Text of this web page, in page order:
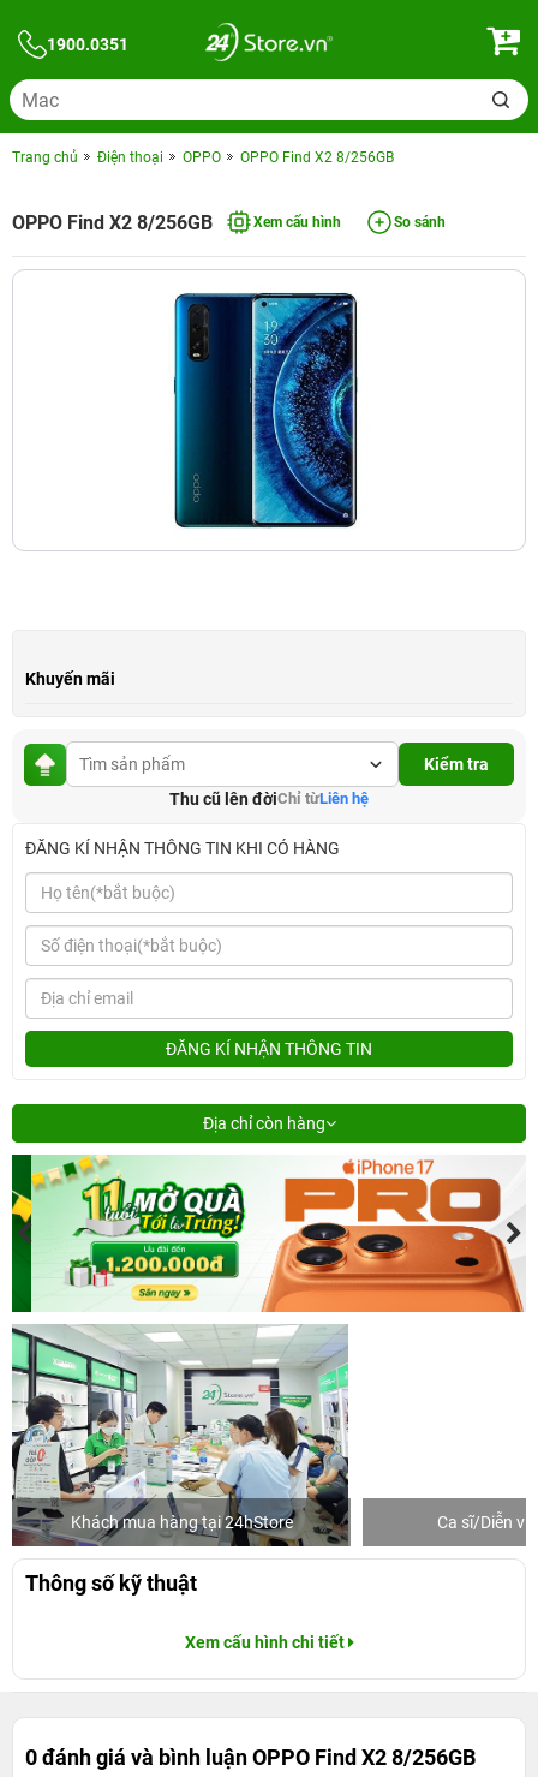
1900.0351
Trang chủ Điện thoại OPPO OPPO Find X2 8/256GB
OPPO Find X2 8/256GB Xem cấu hình So sánh
Khuyến mãi
Kiểm tra
Thu cũ lên đờiChỉ từLiên hệ
ĐĂNG KÍ NHẬN THÔNG TIN KHI CÓ HÀNG
ĐĂNG KÍ NHẬN THÔNG TIN
Địa chỉ còn hàng
Khách mua hàng tại 24hStore Ca sĩ/Diễn
Thông số kỹ thuật
Xem cấu hình chi tiết
0 đánh giá và bình luậnOPPO Find X2 8/256GB